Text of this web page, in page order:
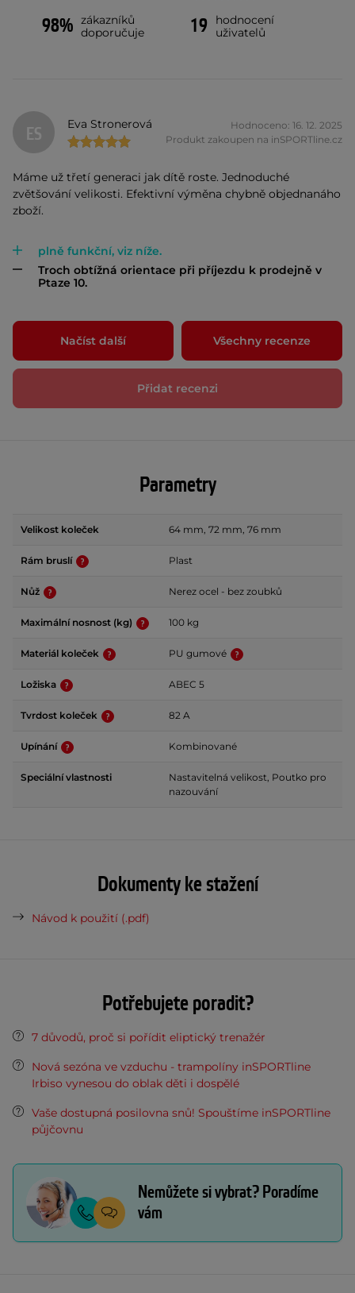
98% zákazníků
doporučuje
19
hodnocení
uživatelů
ES Eva Stronerová
Hodnoceno: 16. 12. 2025
Produkt zakoupen na inSPORTline.cz
Máme už třetí generaci jak dítě roste. Jednoduché
zvětšování velikosti. Efektivní výměna chybně objednanáho
zboží.
plně funkční, viz níže.
Troch obtížná orientace při příjezdu k prodejně v
Ptaze 10.
Načíst další Všechny recenze
Přidat recenzi
Parametry
Velikost koleček 64 mm, 72 mm, 76 mm
Rám bruslí Plast
Nůž Nerez ocel - bez zoubků
Maximální nosnost (kg) 100 kg
Materiál koleček PU gumové
Ložiska ABEC 5
Tvrdost koleček 82 A
Upínání Kombinované
Speciální vlastnosti
Nastavitelná velikost, Poutko pro
nazouvání
Dokumenty ke stažení
Návod k použití (.pdf)
Potřebujete poradit?
7 důvodů, proč si pořídit eliptický trenažér
Nová sezóna ve vzduchu - trampolíny inSPORTline
Irbiso vynesou do oblak děti i dospělé
Vaše dostupná posilovna snů! Spouštíme inSPORTline
půjčovnu
Nemůžete si vybrat? Poradíme
vám